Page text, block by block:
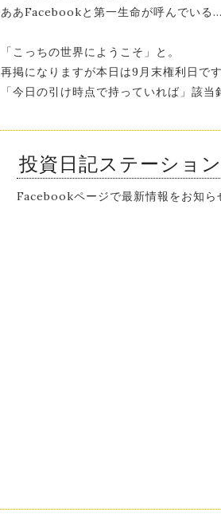
ああFacebookと第一生命が呼んでいる…
「こっちの世界にようこそ」と。
再掲になりますが本日は9月末権利日です
「今日の引け時点で持っていれば」該当
投資日記ステーショ
Facebookページで最新情報をお知ら